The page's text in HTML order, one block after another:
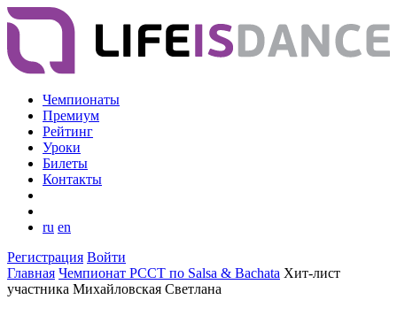
Чемпионаты
Премиум
Рейтинг
Уроки
Билеты
Контакты
ru en
Регистрация Войти
Главная Чемпионат РССТ по Salsa & Bachata Хит-лист
участника Михайловская Светлана